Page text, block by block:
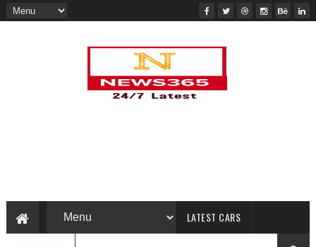
LATEST CARS